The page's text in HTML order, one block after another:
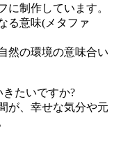
に制作しています。
る意味(メタファ
然の環境の意味合い
たいですか?
が、幸せな気分や元